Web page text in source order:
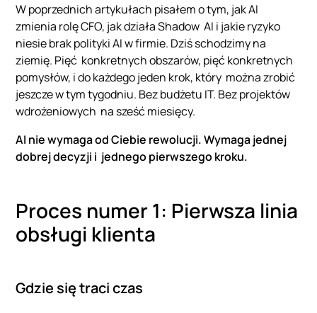
W poprzednich artykułach pisałem o tym, jak AI
zmienia rolę CFO, jak działa Shadow AI i jakie ryzyko
niesie brak polityki AI w firmie. Dziś schodzimy na
ziemię. Pięć konkretnych obszarów, pięć konkretnych
pomysłów, i do każdego jeden krok, który można zrobić
jeszcze w tym tygodniu. Bez budżetu IT. Bez projektów
wdrożeniowych na sześć miesięcy.
AI nie wymaga od Ciebie rewolucji. Wymaga jednej
dobrej decyzji i jednego pierwszego kroku.
Proces numer 1: Pierwsza linia
obsługi klienta
Gdzie się traci czas